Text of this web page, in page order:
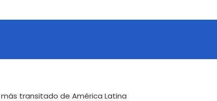
transitado de América Latina